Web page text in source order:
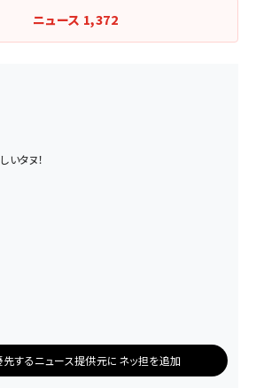
ニュース 1,372
いタヌ！
先するニュース提供元にネッ担を追加